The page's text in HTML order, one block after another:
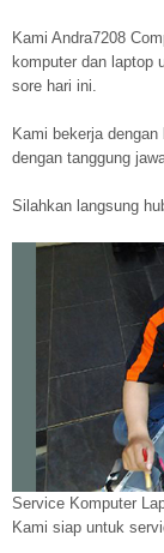
Kami Andra7208
komputer dan laptop
sore hari ini.
Kami bekerja
dengan tanggung
Silahkan langsung
Service Komputer
Kami siap untuk